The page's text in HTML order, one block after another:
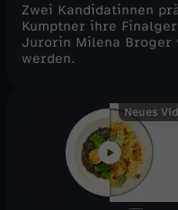
h
-
K
o
Zwei Kandidatinnen
Kumptner ihre
Jurorin Milena Broger
werden.
Neues